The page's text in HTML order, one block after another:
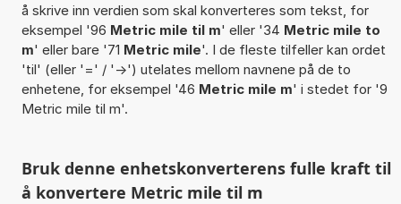
å skrive inn verdien som skal konverteres som tekst, for
eksempel '96 Metric mile til m' eller '34 Metric mile to
m' eller bare '71 Metric mile'. I de fleste tilfeller kan ordet
'til' (eller '=' / '->') utelates mellom navnene på de to
enhetene, for eksempel '46 Metric mile m' i stedet for '9
Metric mile til m'.
Bruk denne enhetskonverterens fulle kraft til
å konvertere Metric mile til m